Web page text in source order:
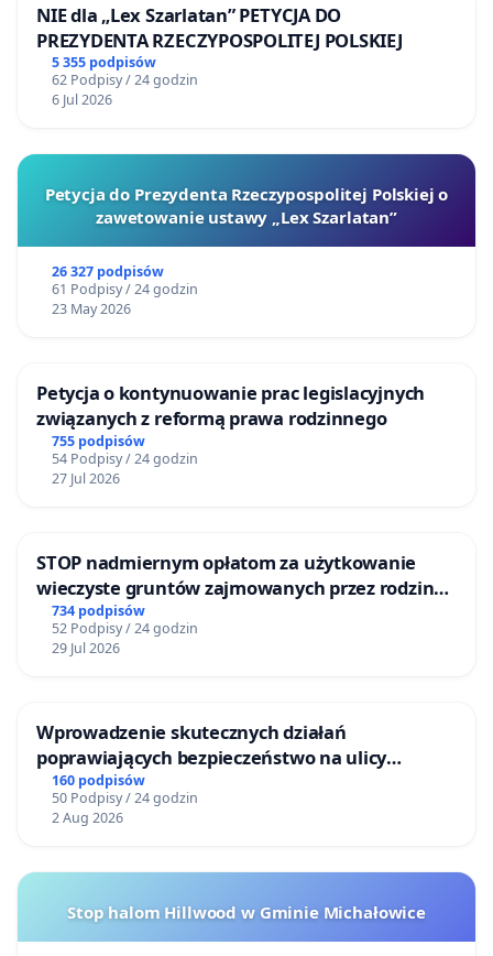
NIE dla „Lex Szarlatan” PETYCJA DO
PREZYDENTA RZECZYPOSPOLITEJ POLSKIEJ
5 355 podpisów
62 Podpisy / 24 godzin
6 Jul 2026
Petycja do Prezydenta Rzeczypospolitej Polskiej o
zawetowanie ustawy „Lex Szarlatan”
26 327 podpisów
61 Podpisy / 24 godzin
23 May 2026
Petycja o kontynuowanie prac legislacyjnych
związanych z reformą prawa rodzinnego
755 podpisów
54 Podpisy / 24 godzin
27 Jul 2026
STOP nadmiernym opłatom za użytkowanie
wieczyste gruntów zajmowanych przez rodzinne
ogrody działkowe.
734 podpisów
52 Podpisy / 24 godzin
29 Jul 2026
Wprowadzenie skutecznych działań
poprawiających bezpieczeństwo na ulicy
Żeromskiego w Otwocku
160 podpisów
50 Podpisy / 24 godzin
2 Aug 2026
Stop halom Hillwood w Gminie Michałowice